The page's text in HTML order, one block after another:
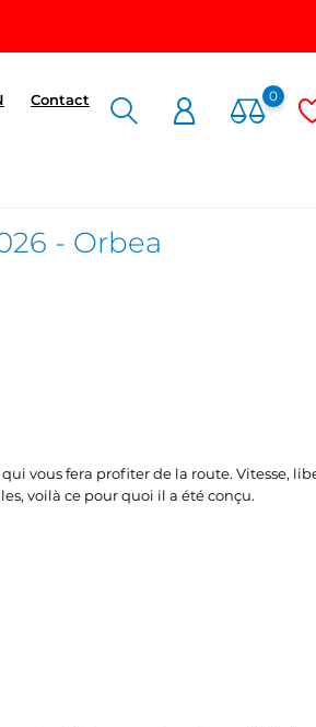
Contact
0
- Orbea
vous fera profiter de la route. Vitesse,
voilà ce pour quoi il a été conçu.